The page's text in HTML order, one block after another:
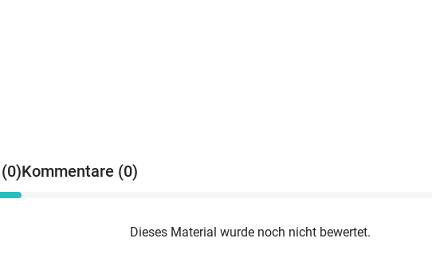
Kommentare (0)
Dieses Material wurde noch nicht bewertet.